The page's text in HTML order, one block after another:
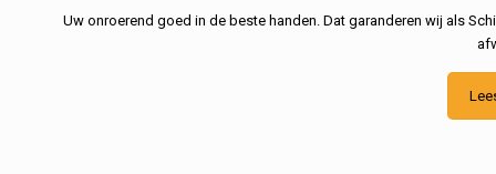
Uw onroerend goed in de beste handen. Dat garanderen wij als